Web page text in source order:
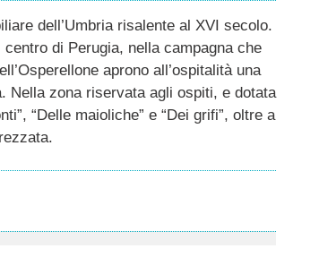
dell’Umbria risalente al XVI secolo.
di Perugia, nella campagna che
aprono all’ospitalità una
Nella zona riservata agli ospiti, e dotata
“Delle maioliche” e “Dei grifi”, oltre a